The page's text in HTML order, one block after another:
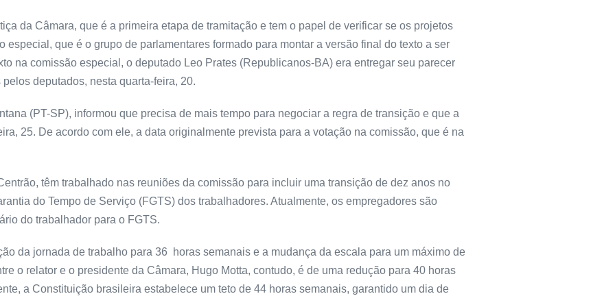
da Câmara, que é a primeira etapa de tramitação e tem o papel de verificar se os projetos
que é o grupo de parlamentares formado para montar a versão final do texto a ser
na comissão especial, o deputado Leo Prates (Republicanos-BA) era entregar seu parecer
deputados, nesta quarta-feira, 20.
(PT-SP), informou que precisa de mais tempo para negociar a regra de transição e que a
25. De acordo com ele, a data originalmente prevista para a votação na comissão, que é na
têm trabalhado nas reuniões da comissão para incluir uma transição de dez anos no
do Tempo de Serviço (FGTS) dos trabalhadores. Atualmente, os empregadores são
do trabalhador para o FGTS.
da jornada de trabalho para 36 horas semanais e a mudança da escala para um máximo de
o relator e o presidente da Câmara, Hugo Motta, contudo, é de uma redução para 40 horas
a Constituição brasileira estabelece um teto de 44 horas semanais, garantido um dia de